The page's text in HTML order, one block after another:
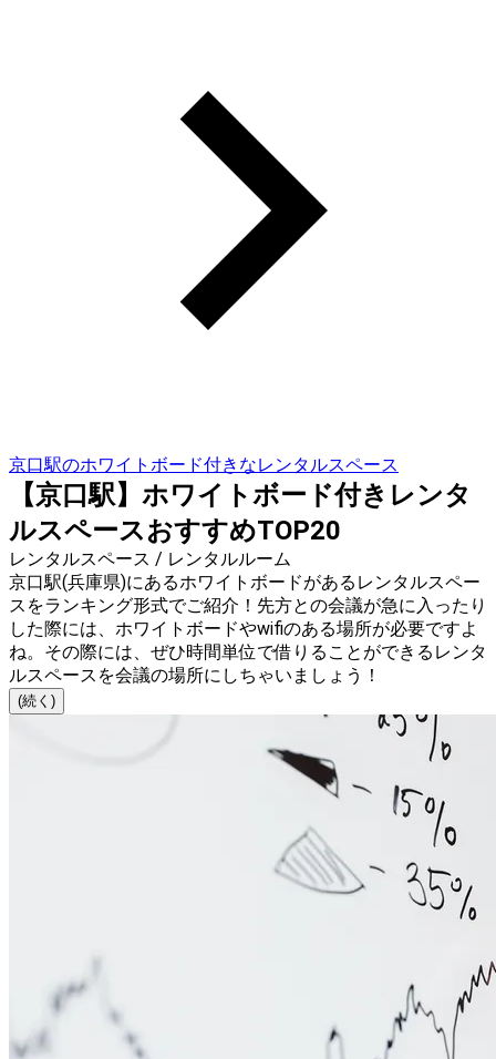
京口駅のホワイトボード付きなレンタルスペース
【京口駅】ホワイトボード付きレンタ
ルスペースおすすめTOP20
レンタルスペース / レンタルルーム
京口駅(兵庫県)にあるホワイトボードがあるレンタルスペー
スをランキング形式でご紹介！先方との会議が急に入ったり
した際には、ホワイトボードやwifiのある場所が必要ですよ
ね。その際には、ぜひ時間単位で借りることができるレンタ
ルスペースを会議の場所にしちゃいましょう！
(続く)